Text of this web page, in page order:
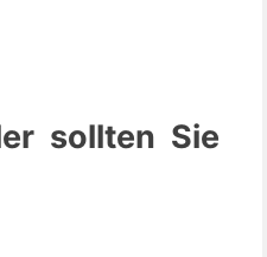
sollten Sie